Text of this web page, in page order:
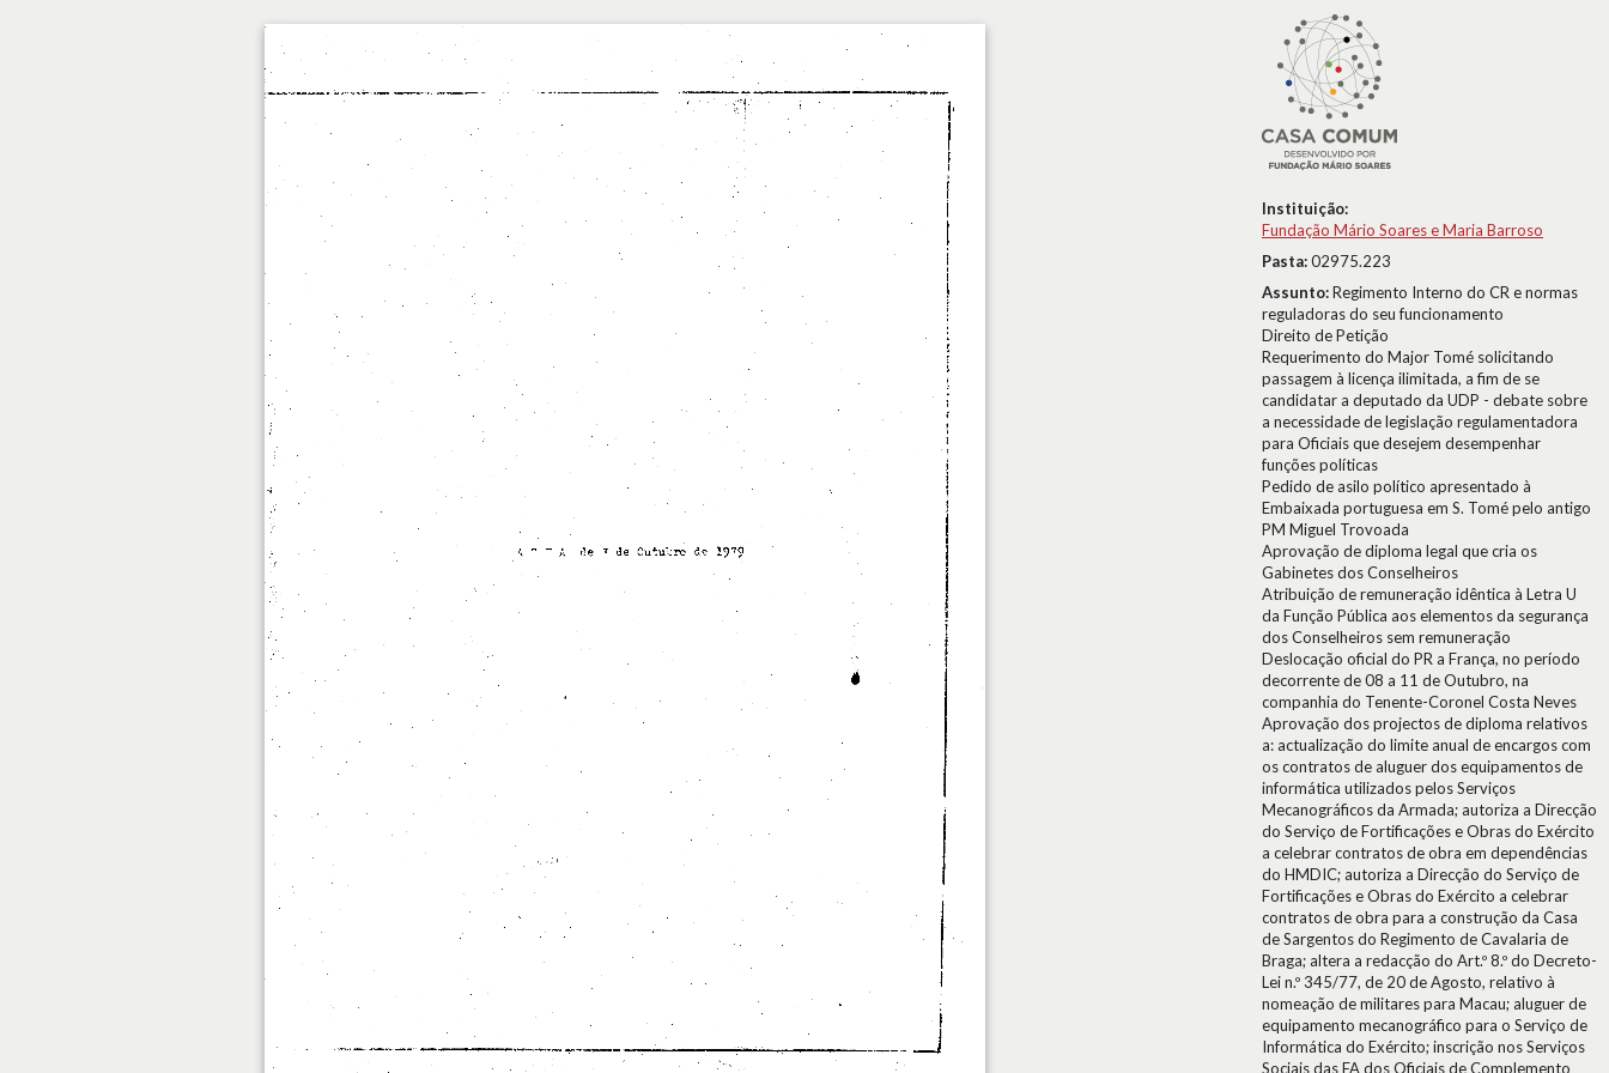
Instituição:
Fundação Mário Soares e Maria Barroso
Pasta:02975.223
Assunto:Regimento Interno do CR e normas
reguladoras do seu funcionamento
Direito de Petição
Requerimento do Major Tomé solicitando
passagem à licença ilimitada, a fim de se
candidatar a deputado da UDP - debate sobre
a necessidade de legislação regulamentadora
para Oficiais que desejem desempenhar
funções políticas
Pedido de asilo político apresentado à
Embaixada portuguesa em S. Tomé pelo antigo
PM Miguel Trovoada
Aprovação de diploma legal que cria os
Gabinetes dos Conselheiros
Atribuição de remuneração idêntica à Letra U
da Função Pública aos elementos da segurança
dos Conselheiros sem remuneração
Deslocação oficial do PR a França, no período
decorrente de 08 a 11 de Outubro, na
companhia do Tenente-Coronel Costa Neves
Aprovação dos projectos de diploma relativos
a: actualização do limite anual de encargos com
os contratos de aluguer dos equipamentos de
informática utilizados pelos Serviços
Mecanográficos da Armada; autoriza a Direcção
do Serviço de Fortificações e Obras do Exército
a celebrar contratos de obra em dependências
do HMDIC; autoriza a Direcção do Serviço de
Fortificações e Obras do Exército a celebrar
contratos de obra para a construção da Casa
de Sargentos do Regimento de Cavalaria de
Braga; altera a redacção do Art.º 8.º do Decreto-
Lei n.º 345/77, de 20 de Agosto, relativo à
nomeação de militares para Macau; aluguer de
equipamento mecanográfico para o Serviço de
Informática do Exército; inscrição nos Serviços
Sociais das FA dos Oficiais de Complemento